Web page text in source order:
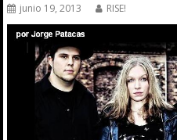
junio 19, 2013 RISE!